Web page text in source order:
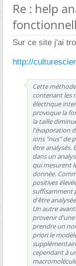
Re : help
Sur ce site j'ai
http://
Cette
contenant les
électrique
provoque la
la taille
l'évaporation
ions "nus" de
être analysés.
dans un
qui mesurent
donnée.
positives
suffisamment
d'être
Un autre
provenir d'une
prendre un
priori le
cependant à